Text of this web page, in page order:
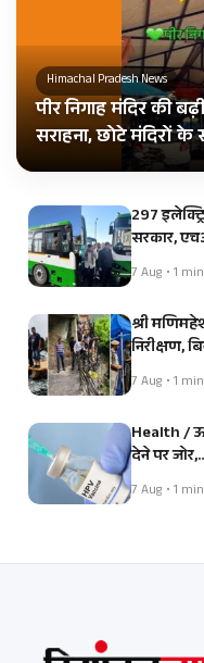
Himachal Pradesh News
पीर निगाह मंदिर की
सराहना, छोटे मंदिरों
297
सरकार,
7 Aug • 1
श्री
निरीक्षण,
7 Aug • 1
Health /
देने पर
7 Aug • 1